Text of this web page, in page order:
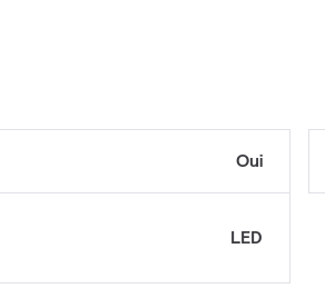
Oui
LED